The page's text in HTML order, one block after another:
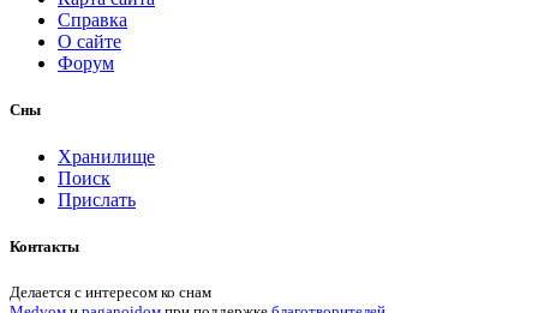
Справка
О сайте
Форум
Сны
Хранилище
Поиск
Прислать
Контакты
Делается с интересом ко снам